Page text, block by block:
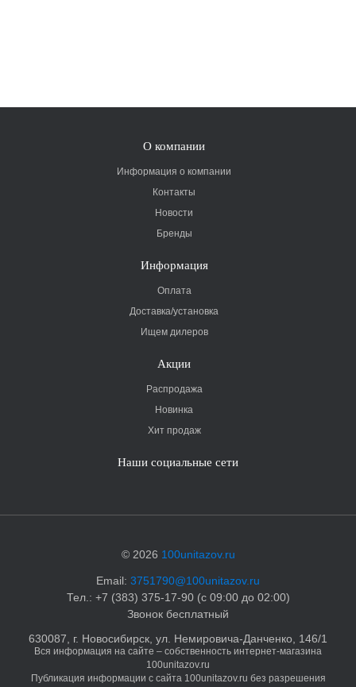
О компании
Информация о компании
Контакты
Новости
Бренды
Информация
Оплата
Доставка/установка
Ищем дилеров
Акции
Распродажа
Новинка
Хит продаж
Наши социальные сети
© 2026 100unitazov.ru
Email: 3751790@100unitazov.ru
Тел.: +7 (383) 375-17-90 (с 09:00 до 02:00)
Звонок бесплатный
630087, г. Новосибирск, ул. Немировича-Данченко, 146/1
Вся информация на сайте – собственность интернет-магазина
100unitazov.ru
Публикация информации с сайта 100unitazov.ru без разрешения